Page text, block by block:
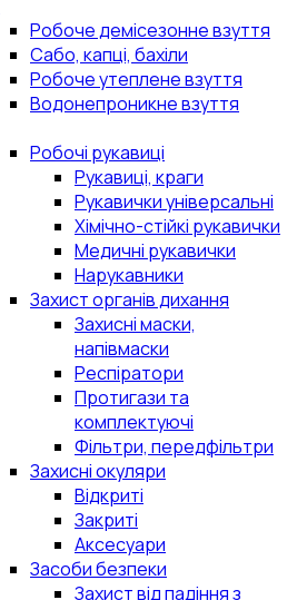
Робоче демісезонне взуття
Сабо, капці, бахіли
Робоче утеплене взуття
Водонепроникне взуття
Робочі рукавиці
Рукавиці, краги
Рукавички універсальні
Хімічно-стійкі рукавички
Медичні рукавички
Нарукавники
Захист органів дихання
Захисні маски,
напівмаски
Респіратори
Протигази та
комплектуючі
Фільтри, передфільтри
Захисні окуляри
Відкриті
Закриті
Аксесуари
Засоби безпеки
Захист від падіння з